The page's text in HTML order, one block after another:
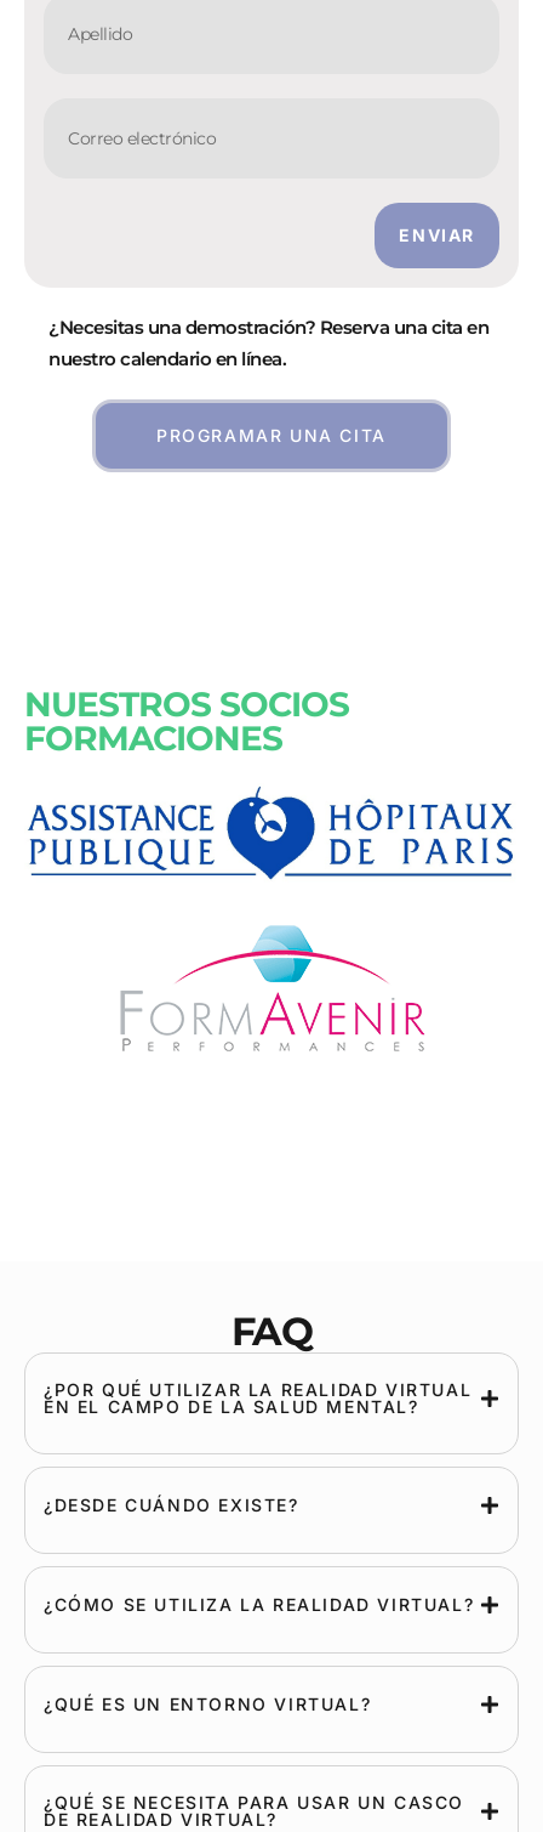
ENVIAR
¿Necesitas una demostración? Reserva una cita en
nuestro calendario en línea.
PROGRAMAR UNA CITA
NUESTROS SOCIOS
FORMACIONES
FAQ
¿POR QUÉ UTILIZAR LA REALIDAD VIRTUAL
EN EL CAMPO DE LA SALUD MENTAL?
¿DESDE CUÁNDO EXISTE?
¿CÓMO SE UTILIZA LA REALIDAD VIRTUAL?
¿QUÉ ES UN ENTORNO VIRTUAL?
¿QUÉ SE NECESITA PARA USAR UN CASCO
DE REALIDAD VIRTUAL?